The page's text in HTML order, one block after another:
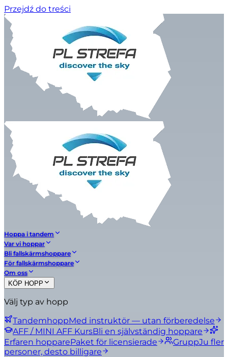
Przejdź do treści
Hoppa i tandem
Var vi hoppar
Bli fallskärmshoppare
För fallskärmshoppare
Om oss
KÖP HOPP
Välj typ av hopp
TandemhoppMed instruktör — utan förberedelse
AFF / MINI AFF KursBli en självständig hoppare
Erfaren hopparePaket för licensierade GruppJu fler
personer, desto billigare